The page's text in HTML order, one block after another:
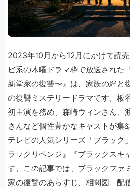
2023年10月から12月にかけて読
ビ系の木曜ドラマ枠で放送された
新堂家の復讐〜』は、家族の絆と
の復讐ミステリードラマです。板
初主演を務め、森崎ウィンさん、
さんなど個性豊かなキャストが集
テレビの人気シリーズ「ブラック
ラックリベンジ』『ブラックスキ
す。この記事では、ブラックファ
家の復讐のあらすじ、相関図、配